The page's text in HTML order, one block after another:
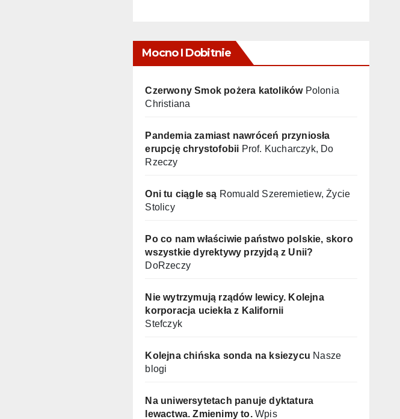
Mocno I Dobitnie
Czerwony Smok pożera katolikówPolonia
Christiana
Pandemia zamiast nawróceń przyniosła
erupcję chrystofobii Prof. Kucharczyk, Do
Rzeczy
Oni tu ciągle są Romuald Szeremietiew, Życie
Stolicy
Po co nam właściwie państwo polskie, skoro
wszystkie dyrektywy przyjdą z Unii?
DoRzeczy
Nie wytrzymują rządów lewicy. Kolejna
korporacja uciekła z Kalifornii
Stefczyk
Kolejna chińska sonda na ksiezycu Nasze
blogi
Na uniwersytetach panuje dyktatura
lewactwa. Zmienimy to.Wpis